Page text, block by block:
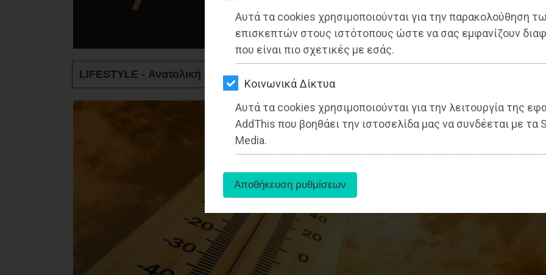
Αυτά τα cookies χρησιμοποιούνται για την παρακολούθηση
επισκεπτών στους ιστότοπους ώστε να σας εμφανίζουν
που είναι πιο σχετικές με εσάς.
Kοινωνικά Δίκτυα
Αυτά τα cookies χρησιμοποιούνται για την λειτουργία της
AddThis που βοηθάει την ιστοσελίδα μας να συνδέεται με τα
Media.
ΕΞΟΔΟΣ
ΠΕΡΙΒΑΛΛΟΝ
ΚΑΤΟΙΚΙΔΙΟ
LIFESTYLE - Ανατολική Αττική